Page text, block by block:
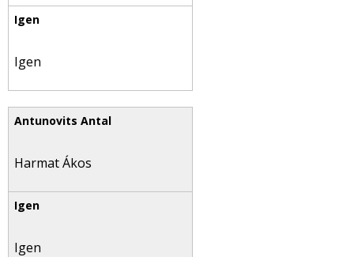
Igen
Harmat Ákos
Igen